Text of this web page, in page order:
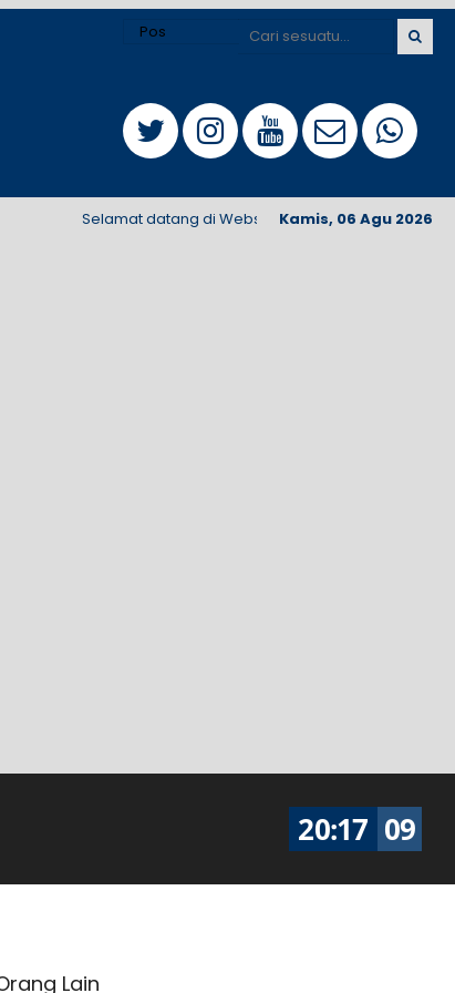
Kamis, 06 Agu 2026
Selamat datang di Website Terintegrasi SMA Negeri 1
20:17 10
Lain